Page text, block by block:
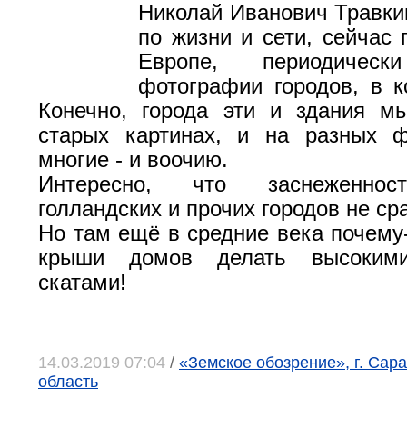
Николай Иванович
по жизни и сети, сейчас
Европе,
фотографии городов, в
Конечно, города эти и здания
старых картинах, и на разных
многие - и воочию.
Интересно, что
голландских и прочих городов не
Но там ещё в средние века
крыши домов делать
скатами!
14.03.2019 07:04 / «Земское обозрение», г.
область